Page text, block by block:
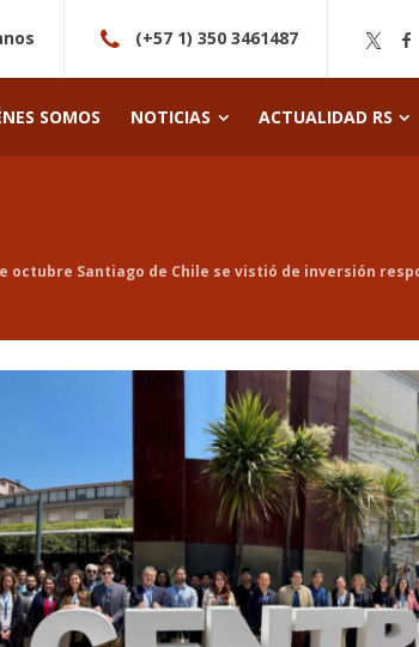
(+57 1) 350 3461487
SOMOS NOTICIAS ACTUALIDAD RS
octubre Santiago de Chile se vistió de inversión